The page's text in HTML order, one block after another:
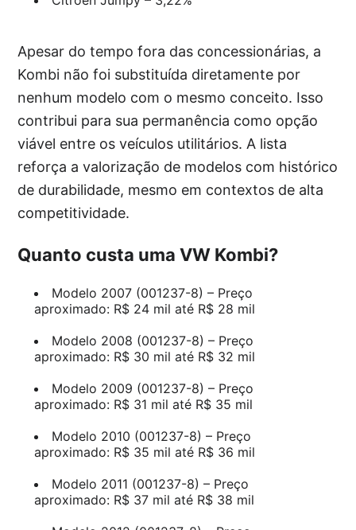
Apesar do tempo fora das concessionárias, a
Kombi não foi substituída diretamente por
nenhum modelo com o mesmo conceito. Isso
contribui para sua permanência como opção
viável entre os veículos utilitários. A lista
reforça a valorização de modelos com histórico
de durabilidade, mesmo em contextos de alta
competitividade.
Quanto custa uma VW Kombi?
Modelo 2007 (001237-8) – Preço
aproximado: R$ 24 mil até R$ 28 mil
Modelo 2008 (001237-8) – Preço
aproximado: R$ 30 mil até R$ 32 mil
Modelo 2009 (001237-8) – Preço
aproximado: R$ 31 mil até R$ 35 mil
Modelo 2010 (001237-8) – Preço
aproximado: R$ 35 mil até R$ 36 mil
Modelo 2011 (001237-8) – Preço
aproximado: R$ 37 mil até R$ 38 mil